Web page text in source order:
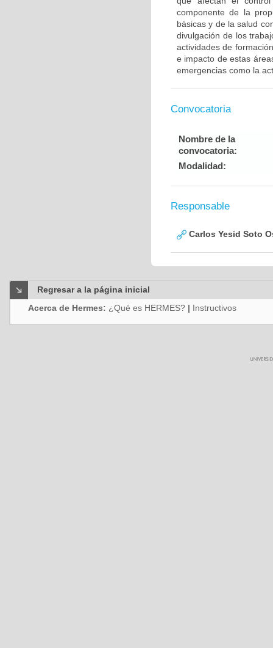
componente de la
básicas y de la salud
divulgación de los
actividades de
e impacto de estas
emergencias como la
Convocatoria
Nombre de la
convocatoria:
Modalidad:
Responsable
Carlos Yesid Soto
Regresar a la página inicial
Acerca de Hermes: ¿Qué es HERMES? | Instructivos